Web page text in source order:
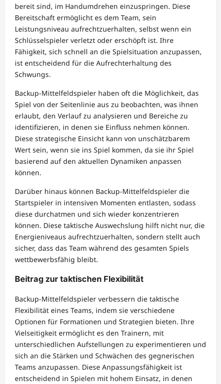
bereit sind, im Handumdrehen einzuspringen. Diese
Bereitschaft ermöglicht es dem Team, sein
Leistungsniveau aufrechtzuerhalten, selbst wenn ein
Schlüsselspieler verletzt oder erschöpft ist. Ihre
Fähigkeit, sich schnell an die Spielsituation anzupassen,
ist entscheidend für die Aufrechterhaltung des
Schwungs.
Backup-Mittelfeldspieler haben oft die Möglichkeit, das
Spiel von der Seitenlinie aus zu beobachten, was ihnen
erlaubt, den Verlauf zu analysieren und Bereiche zu
identifizieren, in denen sie Einfluss nehmen können.
Diese strategische Einsicht kann von unschätzbarem
Wert sein, wenn sie ins Spiel kommen, da sie ihr Spiel
basierend auf den aktuellen Dynamiken anpassen
können.
Darüber hinaus können Backup-Mittelfeldspieler die
Startspieler in intensiven Momenten entlasten, sodass
diese durchatmen und sich wieder konzentrieren
können. Diese taktische Auswechslung hilft nicht nur, die
Energieniveaus aufrechtzuerhalten, sondern stellt auch
sicher, dass das Team während des gesamten Spiels
wettbewerbsfähig bleibt.
Beitrag zur taktischen Flexibilität
Backup-Mittelfeldspieler verbessern die taktische
Flexibilität eines Teams, indem sie verschiedene
Optionen für Formationen und Strategien bieten. Ihre
Vielseitigkeit ermöglicht es den Trainern, mit
unterschiedlichen Aufstellungen zu experimentieren und
sich an die Stärken und Schwächen des gegnerischen
Teams anzupassen. Diese Anpassungsfähigkeit ist
entscheidend in Spielen mit hohem Einsatz, in denen